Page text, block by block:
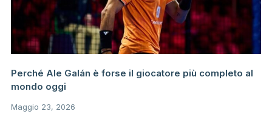
Perché Ale Galán è forse il giocatore più completo al
mondo oggi
Maggio 23, 2026